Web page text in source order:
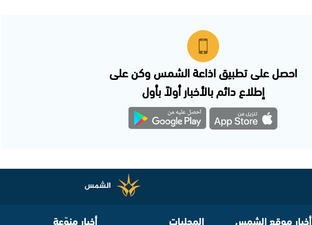
احصل على تطبيق اذاعة الشمس وكن على
إطلاع دائم بالأخبار أولاً بأول
أخبار موقع الشمس المحليات أخبار منوّعة